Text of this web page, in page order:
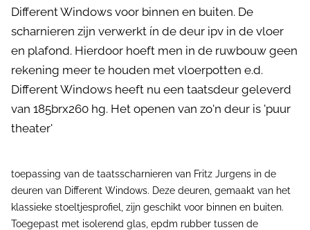
Different Windows voor binnen en buiten. De
scharnieren zijn verwerkt ín de deur ipv in de vloer
en plafond. Hierdoor hoeft men in de ruwbouw geen
rekening meer te houden met vloerpotten e.d.
Different Windows heeft nu een taatsdeur geleverd
van 185brx260 hg. Het openen van zo'n deur is 'puur
theater'
toepassing van de taatsscharnieren van Fritz Jurgens in de
deuren van Different Windows. Deze deuren, gemaakt van het
klassieke stoeltjesprofiel, zijn geschikt voor binnen en buiten.
Toegepast met isolerend glas, epdm rubber tussen de